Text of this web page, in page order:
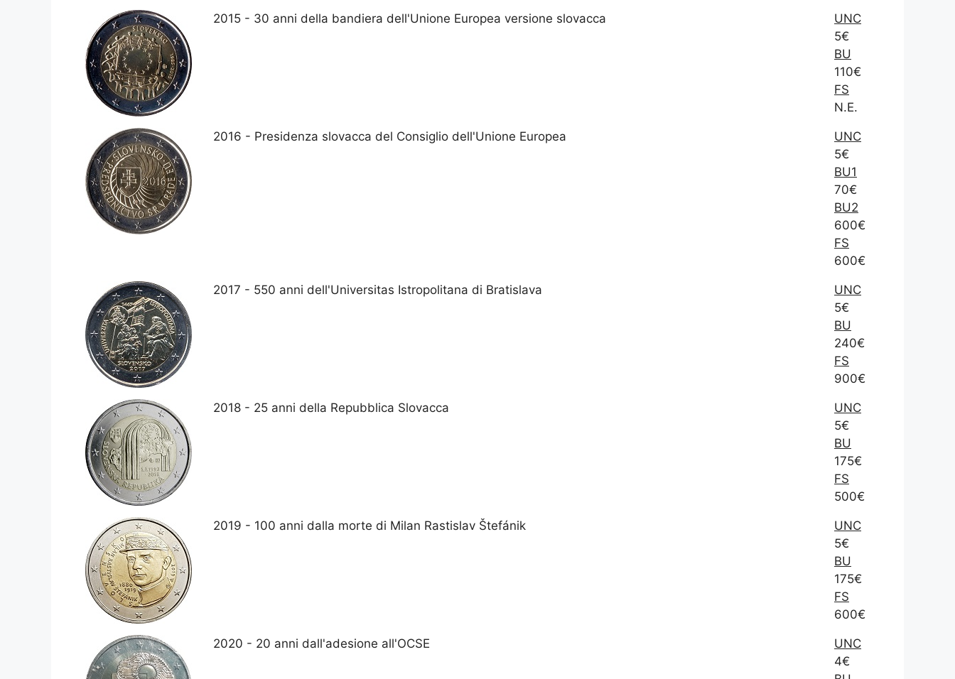
2015 - 30 anni della bandiera dell'Unione Europea versione slovacca
UNC
5€
BU
110€
FS
N.E.
2016 - Presidenza slovacca del Consiglio dell'Unione Europea
UNC
5€
BU1
70€
BU2
600€
FS
600€
2017 - 550 anni dell'Universitas Istropolitana di Bratislava
UNC
5€
BU
240€
FS
900€
2018 - 25 anni della Repubblica Slovacca
UNC
5€
BU
175€
FS
500€
2019 - 100 anni dalla morte di Milan Rastislav Štefánik
UNC
5€
BU
175€
FS
600€
2020 - 20 anni dall'adesione all'OCSE
UNC
4€